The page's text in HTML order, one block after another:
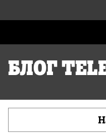
Блог